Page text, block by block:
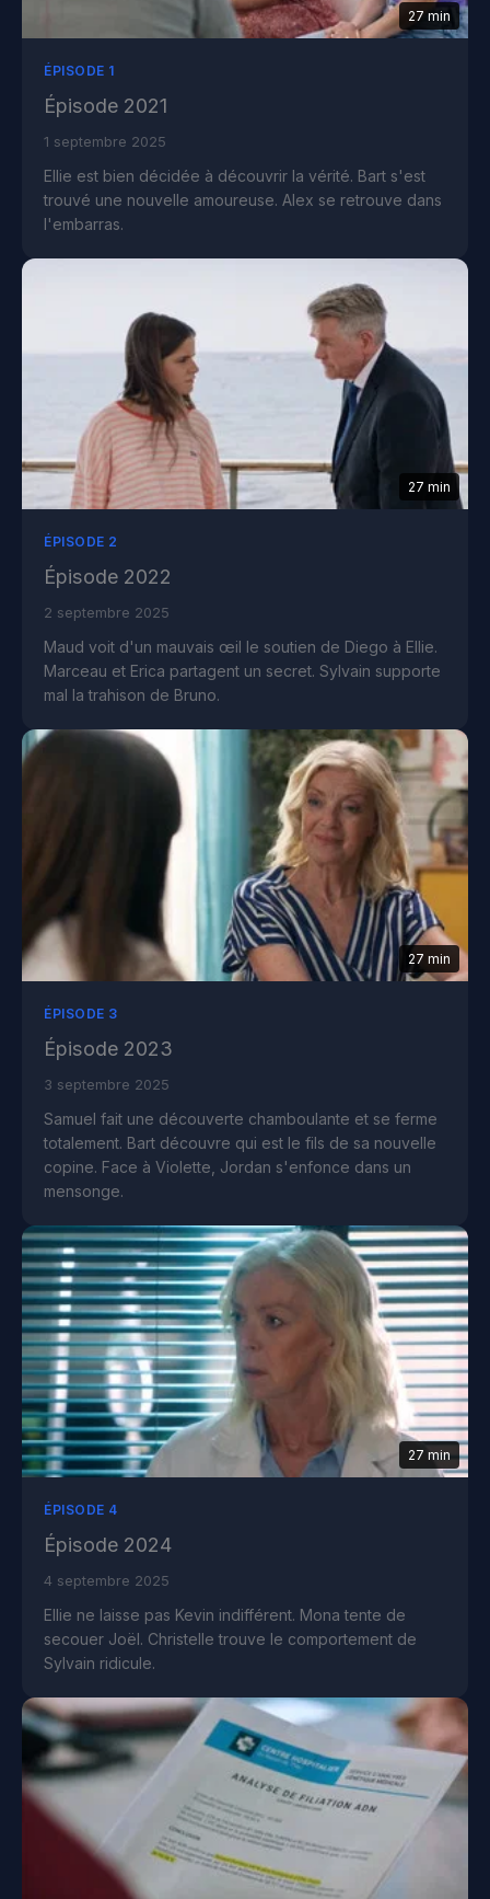
27 min
ÉPISODE 1
Épisode 2021
1 septembre 2025
Ellie est bien décidée à découvrir la vérité. Bart s'est
trouvé une nouvelle amoureuse. Alex se retrouve dans
l'embarras.
27 min
ÉPISODE 2
Épisode 2022
2 septembre 2025
Maud voit d'un mauvais œil le soutien de Diego à Ellie.
Marceau et Erica partagent un secret. Sylvain supporte
mal la trahison de Bruno.
27 min
ÉPISODE 3
Épisode 2023
3 septembre 2025
Samuel fait une découverte chamboulante et se ferme
totalement. Bart découvre qui est le fils de sa nouvelle
copine. Face à Violette, Jordan s'enfonce dans un
mensonge.
27 min
ÉPISODE 4
Épisode 2024
4 septembre 2025
Ellie ne laisse pas Kevin indifférent. Mona tente de
secouer Joël. Christelle trouve le comportement de
Sylvain ridicule.